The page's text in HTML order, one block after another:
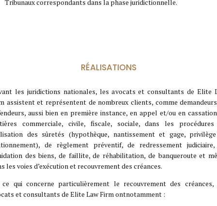
Tribunaux correspondants dans la phase juridictionnelle.
RÉALISATIONS
les juridictions nationales, les avocats et consultants de Elite
assistent et représentent de nombreux clients, comme
aussi bien en première instance, en appel et/ou en
commerciale, civile, fiscale, sociale, dans les
des sûretés (hypothèque, nantissement et gage,
de règlement préventif, de redressement
des biens, de faillite, de réhabilitation, de banqueroute et
les voies d’exécution et recouvrement des créances.
qui concerne particulièrement le recouvrement des créances,
et consultants de Elite Law Firm ontnotamment :